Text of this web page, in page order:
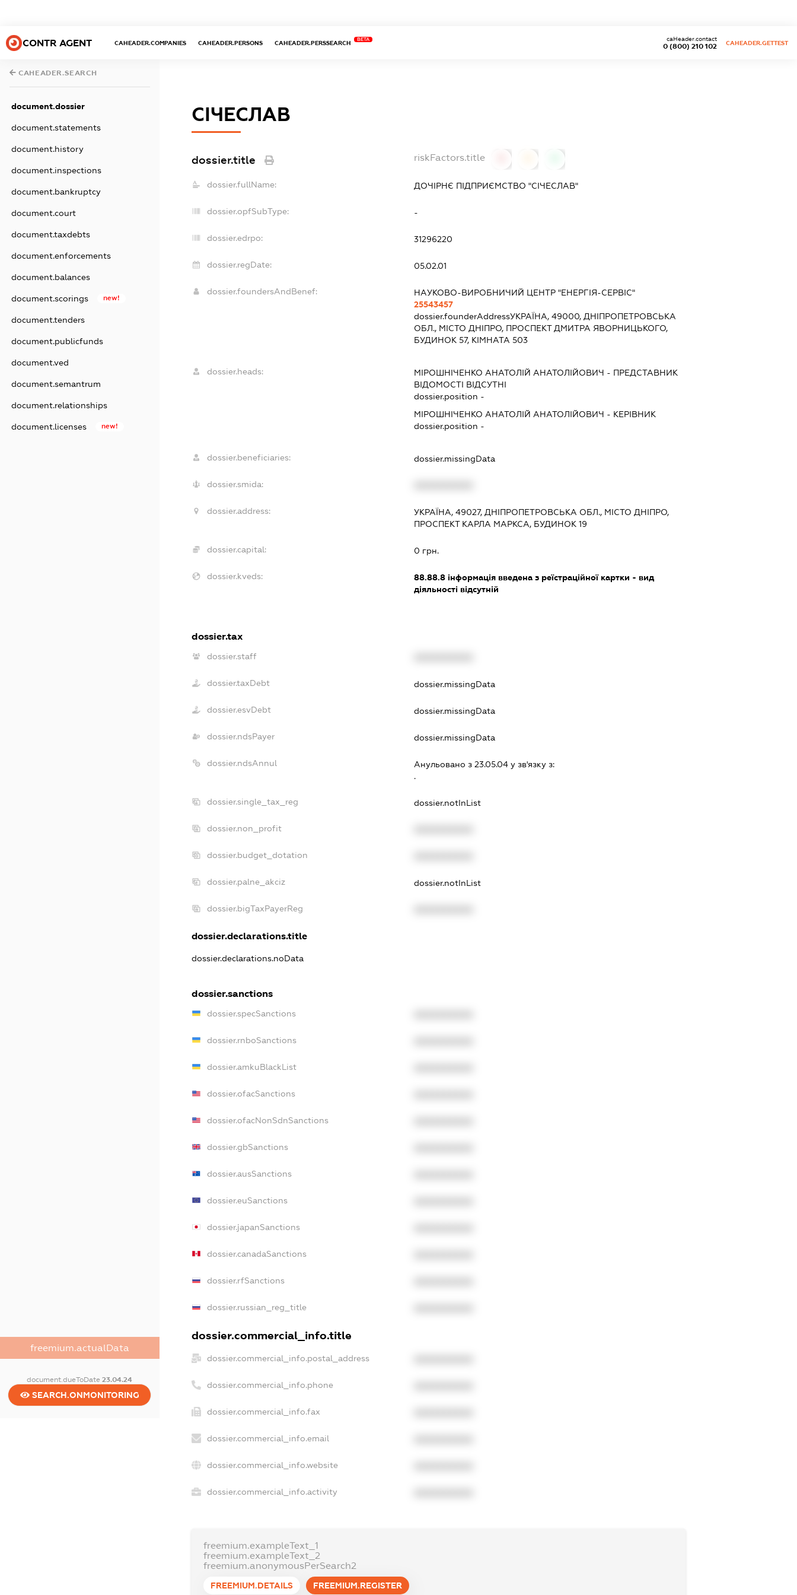
CONTR AGENT CAHEADER.COMPANIES CAHEADER.PERSONS CAHEADER.PERSSEARCH
BETA
0 (800) 210 102
caHeader.contact
CAHEADER.GETTEST
CAHEADER.SEARCH
document.dossier
document.statements
document.history
document.inspections
document.bankruptcy
document.court
document.taxdebts
document.enforcements
document.balances
document.scorings new!
document.tenders
document.publicfunds
document.ved
document.semantrum
document.relationships
document.licenses new!
freemium.actualData
document.dueToDate23.04.24
SEARCH.ONMONITORING
СІЧЕСЛАВ
dossier.title riskFactors.title
dossier.fullName: ДОЧІРНЄ ПІДПРИЄМСТВО "СІЧЕСЛАВ"
dossier.opfSubType: -
dossier.edrpo: 31296220
dossier.regDate: 05.02.01
dossier.foundersAndBenef:
НАУКОВО-ВИРОБНИЧИЙ ЦЕНТР "ЕНЕРГІЯ-СЕРВІС"
25543457
dossier.founderAddressУКРАЇНА, 49000, ДНІПРОПЕТРОВСЬКА
ОБЛ., МІСТО ДНІПРО, ПРОСПЕКТ ДМИТРА ЯВОРНИЦЬКОГО,
БУДИНОК 57, КІМНАТА 503
dossier.heads: МІРОШНІЧЕНКО АНАТОЛІЙ АНАТОЛІЙОВИЧ - ПРЕДСТАВНИК
ВІДОМОСТІ ВІДСУТНІ
dossier.position -
МІРОШНІЧЕНКО АНАТОЛІЙ АНАТОЛІЙОВИЧ - КЕРІВНИК
dossier.position -
dossier.beneficiaries: dossier.missingData
dossier.smida:
dossier.address:
УКРАЇНА, 49027, ДНІПРОПЕТРОВСЬКА ОБЛ., МІСТО ДНІПРО,
ПРОСПЕКТ КАРЛА МАРКСА, БУДИНОК 19
dossier.capital: 0 грн.
dossier.kveds: 88.88.8інформація введена з реїстраційної картки - вид
діяльності відсутній
dossier.tax
dossier.staff
dossier.taxDebt dossier.missingData
dossier.esvDebt dossier.missingData
dossier.ndsPayer dossier.missingData
dossier.ndsAnnul
Анульовано з 23.05.04 у зв'язку з:
.
dossier.single_tax_reg dossier.notInList
dossier.non_profit
dossier.budget_dotation
dossier.palne_akciz dossier.notInList
dossier.bigTaxPayerReg
dossier.declarations.title
dossier.declarations.noData
dossier.sanctions
dossier.specSanctions
dossier.rnboSanctions
dossier.amkuBlackList
dossier.ofacSanctions
dossier.ofacNonSdnSanctions
dossier.gbSanctions
dossier.ausSanctions
dossier.euSanctions
dossier.japanSanctions
dossier.canadaSanctions
dossier.rfSanctions
dossier.russian_reg_title
dossier.commercial_info.title
dossier.commercial_info.postal_address
dossier.commercial_info.phone
dossier.commercial_info.fax
dossier.commercial_info.email
dossier.commercial_info.website
dossier.commercial_info.activity
freemium.exampleText_1
freemium.exampleText_2
freemium.anonymousPerSearch2
FREEMIUM.DETAILS FREEMIUM.REGISTER